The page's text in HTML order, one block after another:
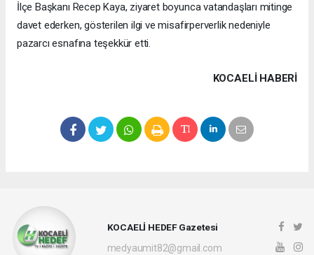
İlçe Başkanı Recep Kaya, ziyaret boyunca vatandaşları mitinge
davet ederken, gösterilen ilgi ve misafirperverlik nedeniyle
pazarcı esnafına teşekkür etti.
KOCAELI HABERİ
KOCAELİ HEDEF Gazetesi
medyaumit82@gmail.com